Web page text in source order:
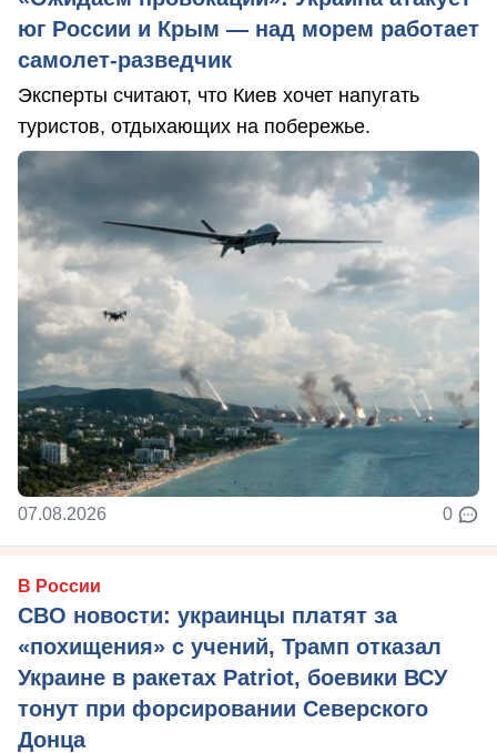
юг России и Крым — над морем работает
самолет-разведчик
Эксперты считают, что Киев хочет напугать
туристов, отдыхающих на побережье.
07.08.2026 0
В России
СВО новости: украинцы платят за
«похищения» с учений, Трамп отказал
Украине в ракетах Patriot, боевики ВСУ
тонут при форсировании Северского
Донца